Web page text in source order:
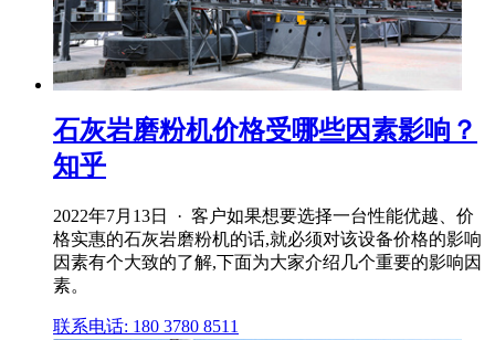
石灰岩磨粉机价格受哪些因素影响？
知乎
2022年7月13日 · 客户如果想要选择一台性能优越、价
格实惠的石灰岩磨粉机的话,就必须对该设备价格的影响
因素有个大致的了解,下面为大家介绍几个重要的影响因
素。
联系电话: 180 3780 8511